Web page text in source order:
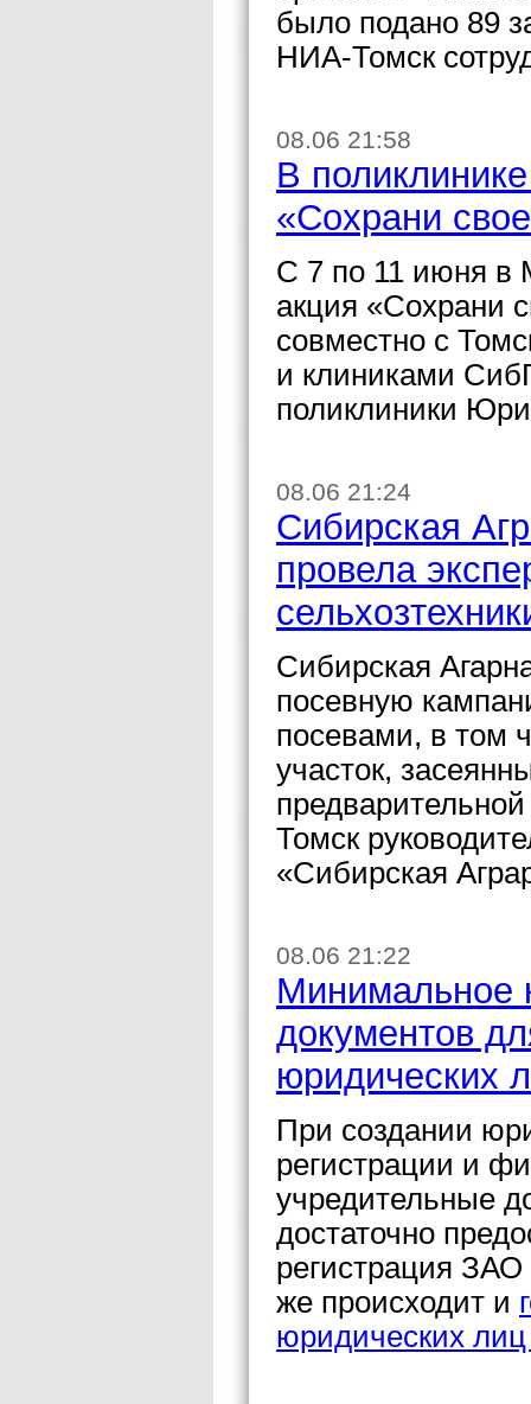
было подано 89
НИА-Томск
08.06 21:58
В
«Сохрани
С 7 по 11 июня
акция «Сохрани
совместно с
и клиниками
поликлиники
08.06 21:24
Сибирская
провела
Сибирская
посевную
посевами, в том
участок,
Томск
«Сибирская
08.06 21:22
Минимальное
документов
юридических
При создании
регистрации и
учредительные
достаточно
регистрация
же происходит и
юридических